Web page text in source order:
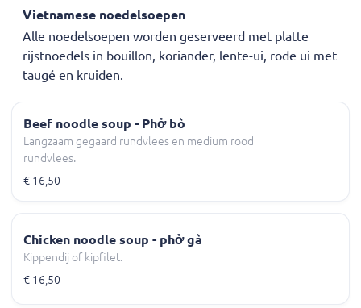
Vietnamese noedelsoepen
Alle noedelsoepen worden geserveerd met platte
rijstnoedels in bouillon, koriander, lente-ui, rode ui met
taugé en kruiden.
Beef noodle soup - Phở bò
Langzaam gegaard rundvlees en medium rood
rundvlees.
€ 16,50
Chicken noodle soup - phở gà
Kippendij of kipfilet.
€ 16,50